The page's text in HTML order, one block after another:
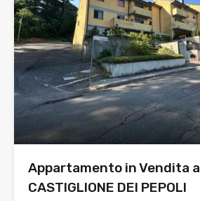
Appartamento in Vendita a
CASTIGLIONE DEI PEPOLI